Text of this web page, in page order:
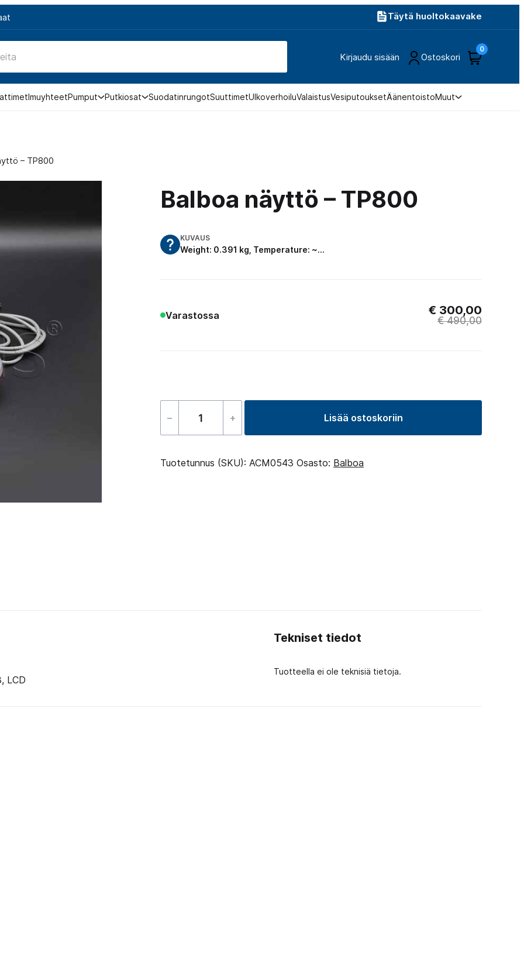
Täytä huoltokaavake
Kirjaudu sisään Ostoskori
0
ImuyhteetPumput Putkiosat SuodatinrungotSuuttimetUlkoverhoiluValaistusVesiputouksetÄänentoistoMuut
– TP800
Balboa näyttö – TP800
KUVAUS
Weight: 0.391 kg, Temperature: ~…
Varastossa €490,00
€ 300,00
–
Balboa
–
+ Lisää ostoskoriin
Tuotetunnus (SKU): ACM0543 Osasto: Balboa
LCD
Tekniset tiedot
Tuotteella ei ole teknisiä tietoja.